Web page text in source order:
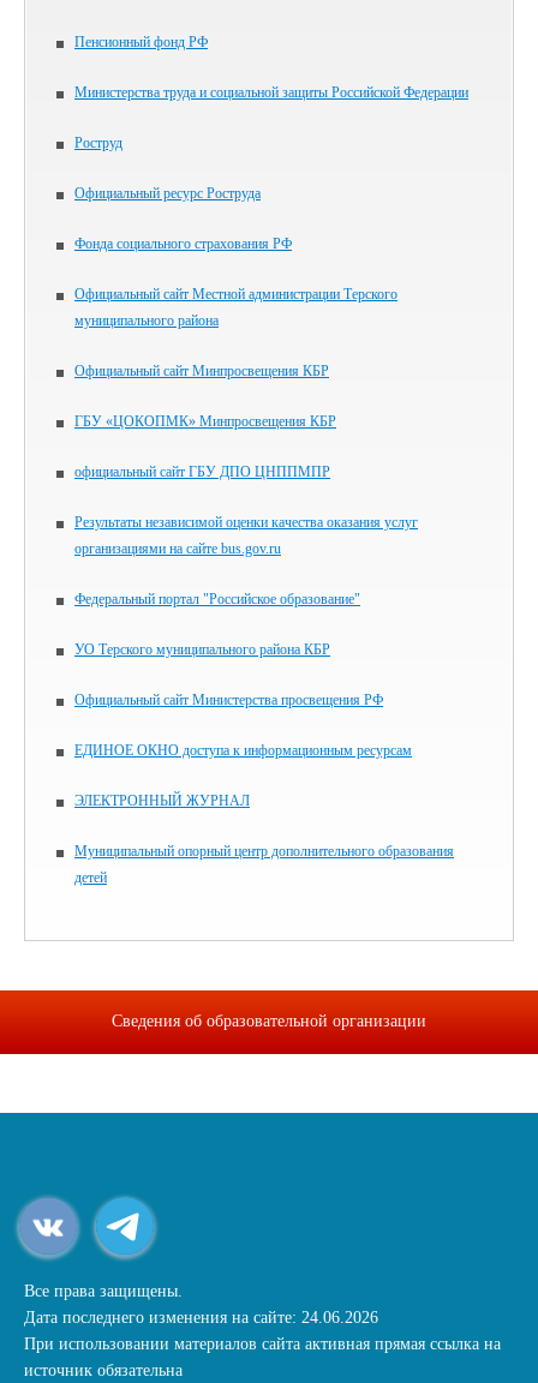
Пенсионный фонд РФ
Министерства труда и социальной защиты Российской Федерации
Роструд
Официальный ресурс Роструда
Фонда социального страхования РФ
Официальный сайт Местной администрации Терского
муниципального района
Официальный сайт Минпросвещения КБР
ГБУ «ЦОКОПМК» Минпросвещения КБР
официальный сайт ГБУ ДПО ЦНППМПР
Результаты независимой оценки качества оказания услуг
организациями на сайте bus.gov.ru
Федеральный портал "Российское образование"
УО Терского муниципального района КБР
Официальный сайт Министерства просвещения РФ
ЕДИНОЕ ОКНО доступа к информационным ресурсам
ЭЛЕКТРОННЫЙ ЖУРНАЛ
Муниципальный опорный центр дополнительного образования
детей
Сведения об образовательной организации
Все права защищены.
Дата последнего изменения на сайте: 24.06.2026
При использовании материалов сайта активная прямая ссылка на
источник обязательна